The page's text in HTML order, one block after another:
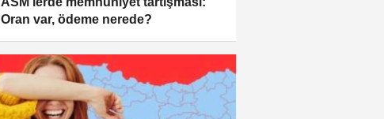
Oran var, ödeme nerede?